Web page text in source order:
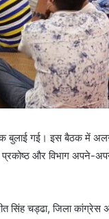
बुलाई गई। इस बैठक में
और विभाग अपने-
चड्ढा, जिला कांग्रेस